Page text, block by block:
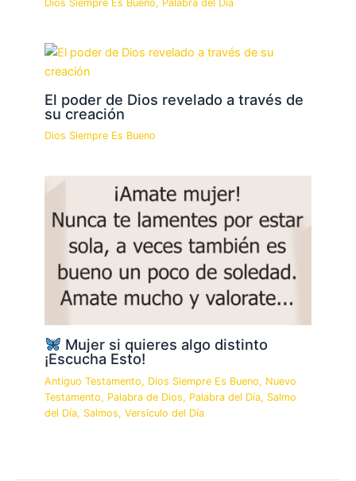
Dios Siempre Es Bueno, Palabra del Día
El poder de Dios revelado a través de
su creación
Dios Siempre Es Bueno
Mujer si quieres algo distinto
¡Escucha Esto!
Antiguo Testamento, Dios Siempre Es Bueno, Nuevo
Testamento, Palabra de Dios, Palabra del Día, Salmo
del Día, Salmos,Versículo del Día